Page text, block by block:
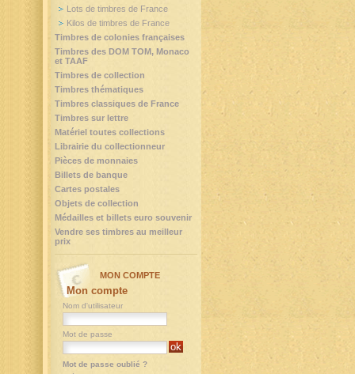
Lots de timbres de France
Kilos de timbres de France
Timbres de colonies françaises
Timbres des DOM TOM, Monaco
et TAAF
Timbres de collection
Timbres thématiques
Timbres classiques de France
Timbres sur lettre
Matériel toutes collections
Librairie du collectionneur
Pièces de monnaies
Billets de banque
Cartes postales
Objets de collection
Médailles et billets euro souvenir
Vendre ses timbres au meilleur
prix
MON COMPTE
Mon compte
Nom d'utilisateur
Mot de passe
Mot de passe oublié ?